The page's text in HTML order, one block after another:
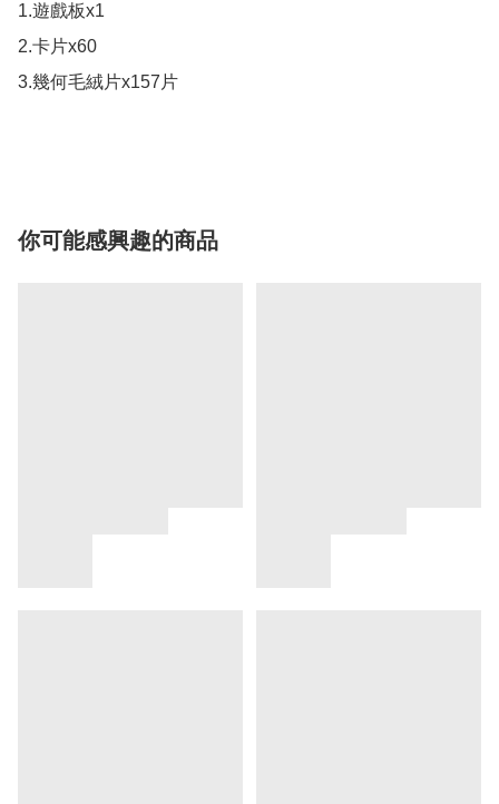
1.遊戲板x1
2.卡片x60
3.幾何毛絨片x157片
你可能感興趣的商品